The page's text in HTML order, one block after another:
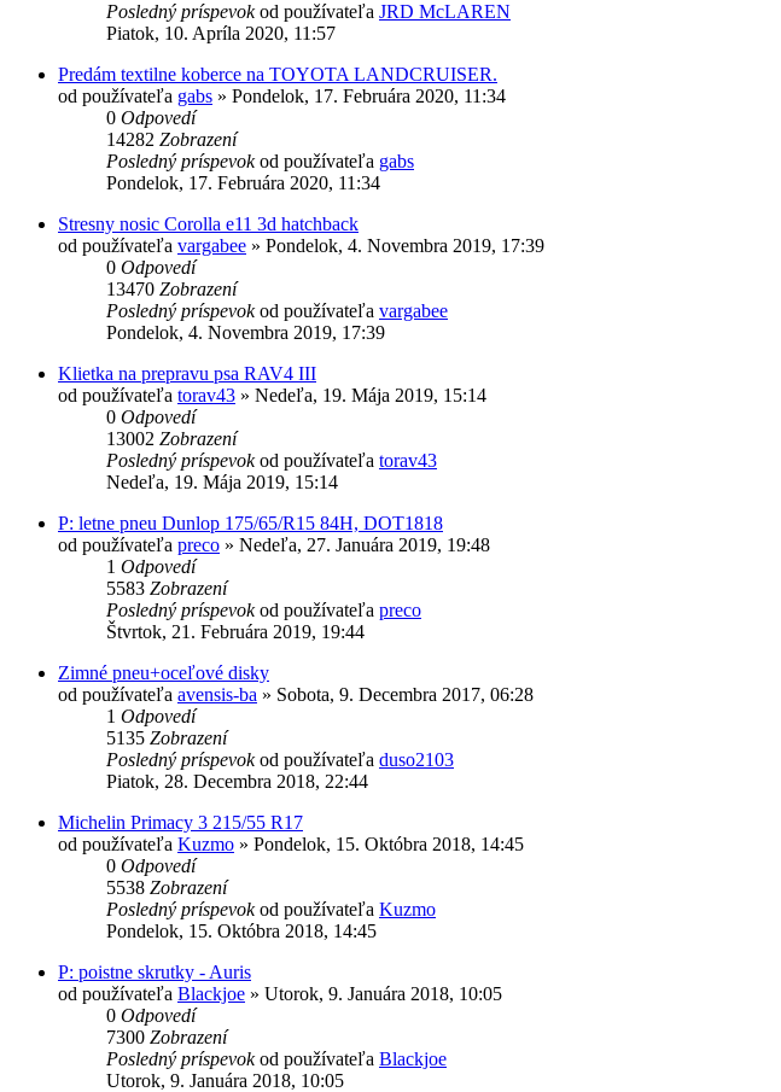
Posledný príspevokod používateľa JRD McLAREN
Piatok, 10. Apríla 2020, 11:57
Predám textilne koberce na TOYOTA LANDCRUISER.
od používateľa gabs » Pondelok, 17. Februára 2020, 11:34
0 Odpovedí
14282 Zobrazení
Posledný príspevokod používateľa gabs
Pondelok, 17. Februára 2020, 11:34
Stresny nosic Corolla e11 3d hatchback
od používateľa vargabee » Pondelok, 4. Novembra 2019, 17:39
0 Odpovedí
13470 Zobrazení
Posledný príspevokod používateľa vargabee
Pondelok, 4. Novembra 2019, 17:39
Klietka na prepravu psa RAV4 III
od používateľa torav43 » Nedeľa, 19. Mája 2019, 15:14
0 Odpovedí
13002 Zobrazení
Posledný príspevokod používateľa torav43
Nedeľa, 19. Mája 2019, 15:14
P: letne pneu Dunlop 175/65/R15 84H, DOT1818
od používateľa preco » Nedeľa, 27. Januára 2019, 19:48
1 Odpovedí
5583 Zobrazení
Posledný príspevokod používateľa preco
Štvrtok, 21. Februára 2019, 19:44
Zimné pneu+oceľové disky
od používateľa avensis-ba » Sobota, 9. Decembra 2017, 06:28
1 Odpovedí
5135 Zobrazení
Posledný príspevokod používateľa duso2103
Piatok, 28. Decembra 2018, 22:44
Michelin Primacy 3 215/55 R17
od používateľa Kuzmo » Pondelok, 15. Októbra 2018, 14:45
0 Odpovedí
5538 Zobrazení
Posledný príspevokod používateľa Kuzmo
Pondelok, 15. Októbra 2018, 14:45
P: poistne skrutky - Auris
od používateľa Blackjoe » Utorok, 9. Januára 2018, 10:05
0 Odpovedí
7300 Zobrazení
Posledný príspevokod používateľa Blackjoe
Utorok, 9. Januára 2018, 10:05